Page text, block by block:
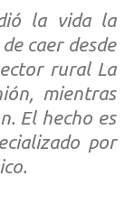
la vida la
caer desde
rural La
mientras
El hecho es
por